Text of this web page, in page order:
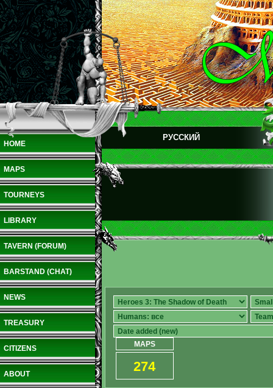
HOME
MAPS
TOURNEYS
LIBRARY
TAVERN (FORUM)
BARSTAND (CHAT)
NEWS
TREASURY
CITIZENS
ABOUT
РУССКИЙ
MAPS
274